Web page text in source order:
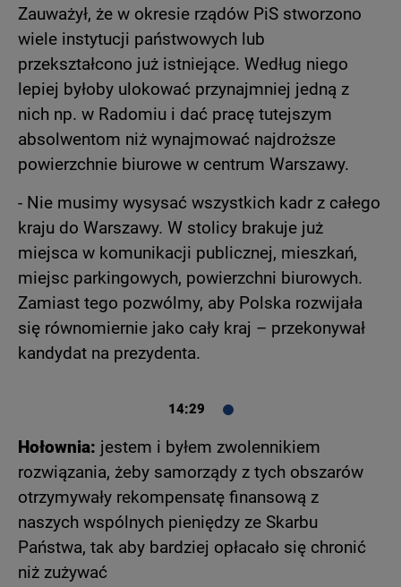
Zauważył, że w okresie rządów PiS stworzono
wiele instytucji państwowych lub
przekształcono już istniejące. Według niego
lepiej byłoby ulokować przynajmniej jedną z
nich np. w Radomiu i dać pracę tutejszym
absolwentom niż wynajmować najdroższe
powierzchnie biurowe w centrum Warszawy.
- Nie musimy wysysać wszystkich kadr z całego
kraju do Warszawy. W stolicy brakuje już
miejsca w komunikacji publicznej, mieszkań,
miejsc parkingowych, powierzchni biurowych.
Zamiast tego pozwólmy, aby Polska rozwijała
się równomiernie jako cały kraj – przekonywał
kandydat na prezydenta.
14:29
Hołownia: jestem i byłem zwolennikiem
rozwiązania, żeby samorządy z tych obszarów
otrzymywały rekompensatę finansową z
naszych wspólnych pieniędzy ze Skarbu
Państwa, tak aby bardziej opłacało się chronić
niż zużywać